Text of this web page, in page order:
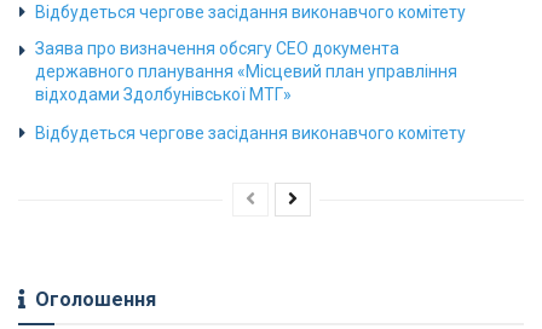
Відбудеться чергове засідання виконавчого комітету
Заява про визначення обсягу СЕО документа
державного планування «Місцевий план управління
відходами Здолбунівської МТГ»
Відбудеться чергове засідання виконавчого комітету
Оголошення